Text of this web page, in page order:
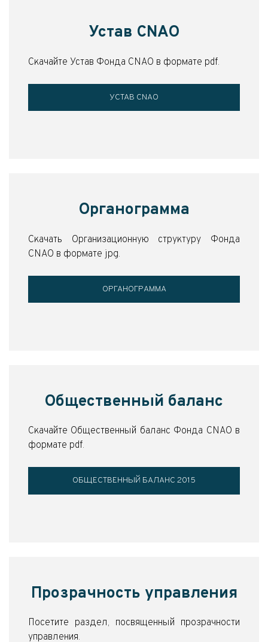
Устав CNAO
Скачайте Устав Фонда CNAO в формате pdf.
УСТАВ CNAO
Органограмма
Скачать Организационную структуру Фонда
CNAO в формате jpg.
ОРГАНОГРАММА
Общественный баланс
Скачайте Общественный баланс Фонда CNAO в
формате pdf.
ОБЩЕСТВЕННЫЙ БАЛАНС 2015
Прозрачность управления
Посетите раздел, посвященный прозрачности
управления.